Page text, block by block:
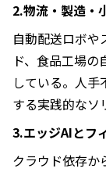
2.物流・製造・
自動配送ロボや
ド、食品工場
している。人
する実践的なソ
3.エッジAIとフ
クラウド依存か